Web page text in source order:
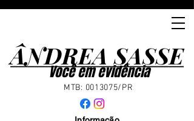
ÂNDREA SASSE
ÂNDREA SASSE
Você em evidência
MTB: 0013075/PR